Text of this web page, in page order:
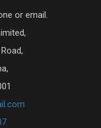
or email.